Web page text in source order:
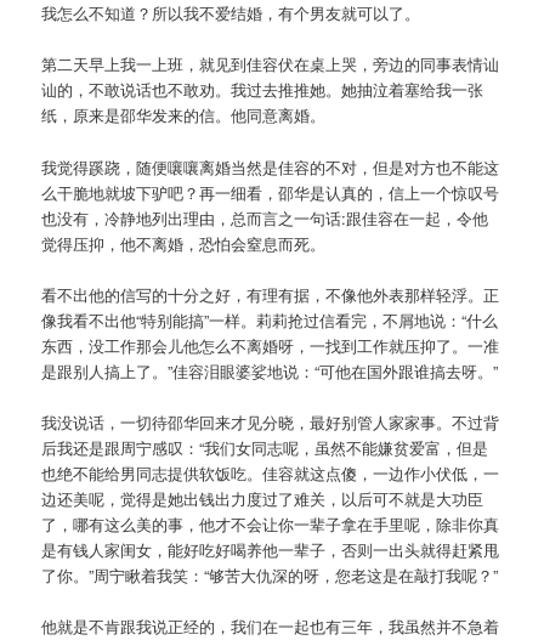
我怎么不知道？所以我不爱结婚，有个男友就可以了。
第二天早上我一上班，就见到佳容伏在桌上哭，旁边的同事表情讪
讪的，不敢说话也不敢劝。我过去推推她。她抽泣着塞给我一张
纸，原来是邵华发来的信。他同意离婚。
我觉得蹊跷，随便嚷嚷离婚当然是佳容的不对，但是对方也不能这
么干脆地就坡下驴吧？再一细看，邵华是认真的，信上一个惊叹号
也没有，冷静地列出理由，总而言之一句话:跟佳容在一起，令他
觉得压抑，他不离婚，恐怕会窒息而死。
看不出他的信写的十分之好，有理有据，不像他外表那样轻浮。正
像我看不出他“特别能搞”一样。莉莉抢过信看完，不屑地说：“什么
东西，没工作那会儿他怎么不离婚呀，一找到工作就压抑了。一准
是跟别人搞上了。”佳容泪眼婆娑地说：“可他在国外跟谁搞去呀。”
我没说话，一切待邵华回来才见分晓，最好别管人家家事。不过背
后我还是跟周宁感叹：“我们女同志呢，虽然不能嫌贫爱富，但是
也绝不能给男同志提供软饭吃。佳容就这点傻，一边作小伏低，一
边还美呢，觉得是她出钱出力度过了难关，以后可不就是大功臣
了，哪有这么美的事，他才不会让你一辈子拿在手里呢，除非你真
是有钱人家闺女，能好吃好喝养他一辈子，否则一出头就得赶紧甩
了你。”周宁瞅着我笑：“够苦大仇深的呀，您老这是在敲打我呢？”
他就是不肯跟我说正经的，我们在一起也有三年，我虽然并不急着